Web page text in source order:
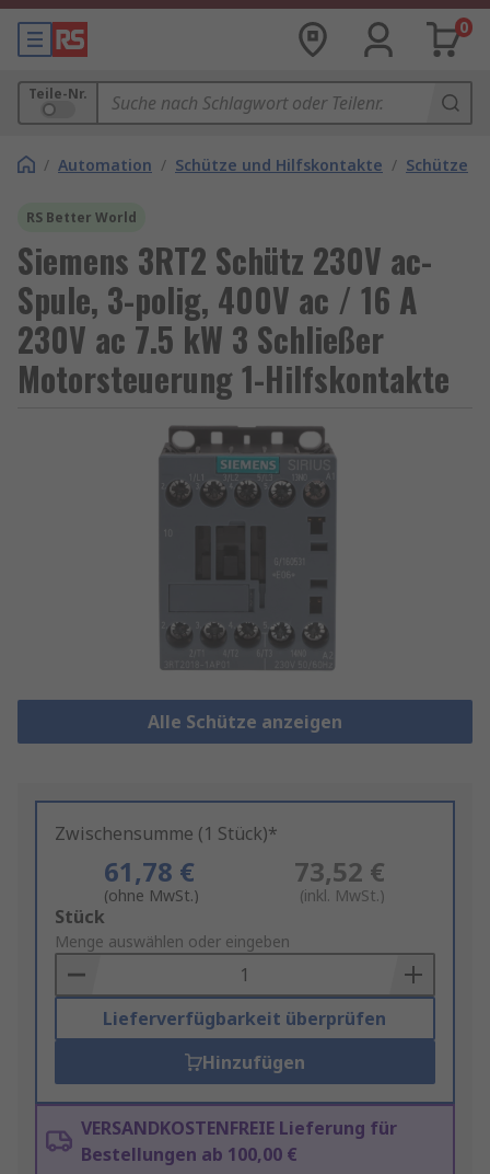
0
Teile-Nr.
/ Automation / Schütze und Hilfskontakte / Schütze
RS Better World
Siemens 3RT2 Schütz 230V ac-
Spule, 3-polig, 400V ac / 16 A
230V ac 7.5 kW 3 Schließer
Motorsteuerung 1-Hilfskontakte
Alle Schütze anzeigen
Zwischensumme (1 Stück)*
61,78 €
(ohne MwSt.)
73,52 €
(inkl. MwSt.)
Add
to
Basket
Stück
Menge auswählen oder eingeben
Lieferverfügbarkeit überprüfen
Hinzufügen
VERSANDKOSTENFREIE Lieferung für
Bestellungen ab 100,00 €